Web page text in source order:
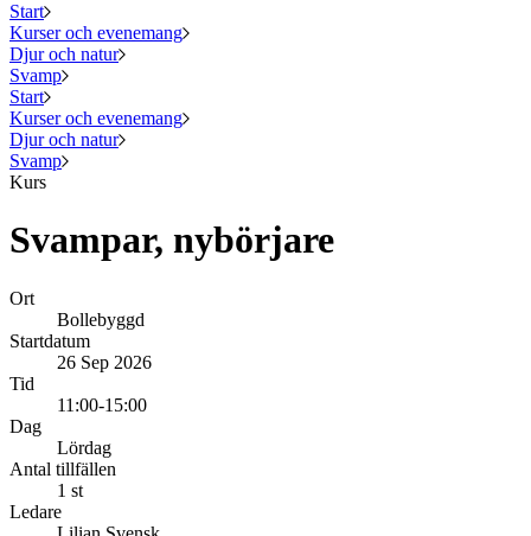
Start
Kurser och evenemang
Djur och natur
Svamp
Start
Kurser och evenemang
Djur och natur
Svamp
Kurs
Svampar, nybörjare
Ort
Bollebyggd
Startdatum
26 Sep 2026
Tid
11:00-15:00
Dag
Lördag
Antal tillfällen
1 st
Ledare